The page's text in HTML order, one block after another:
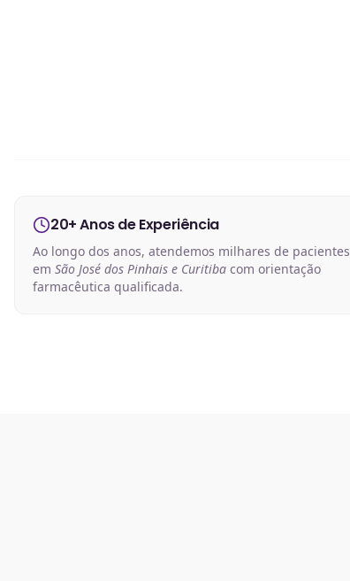
20+ Anos de Experiência
Ao longo dos anos, atendemos milhares de pacientes
em São José dos Pinhais e Curitiba com orientação
farmacêutica qualificada.